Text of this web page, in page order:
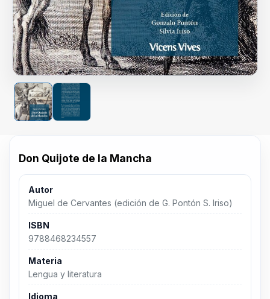
Don Quijote de la Mancha
Autor
Miguel de Cervantes (edición de G. Pontón S. Iriso)
ISBN
9788468234557
Materia
Lengua y literatura
Idioma